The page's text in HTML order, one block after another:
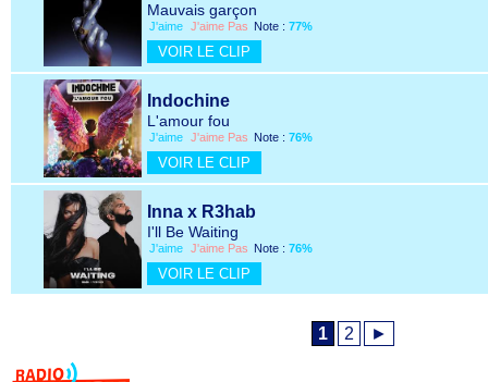
Mauvais garçon
J'aime J'aime Pas Note : 77%
VOIR LE CLIP
Indochine
L'amour fou
J'aime J'aime Pas Note : 76%
VOIR LE CLIP
Inna x R3hab
I'll Be Waiting
J'aime J'aime Pas Note : 76%
VOIR LE CLIP
1 2 ►